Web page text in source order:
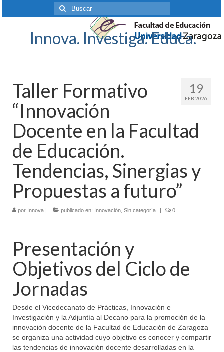
Buscar
por:
Innova. Investiga. Educa.
19
FEB 2026
Taller Formativo
“Innovación
Docente en la Facultad
de Educación.
Tendencias, Sinergias y
Propuestas a futuro”
por Innova | publicado en: Innovación Sin categoría | 0
Presentación y
Objetivos del Ciclo de
Jornadas
Desde el Vicedecanato de Prácticas, Innovación e
Investigación y la Adjuntía al Decano para la promoción de la
innovación docente de la Facultad de Educación de Zaragoza
se organiza una actividad cuyo objetivo es conocer y compartir
las tendencias de innovación docente desarrolladas en la